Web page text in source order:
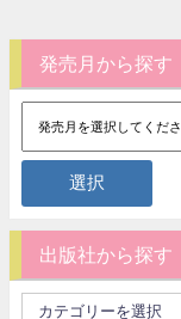
発売月から探す
出版社から探す